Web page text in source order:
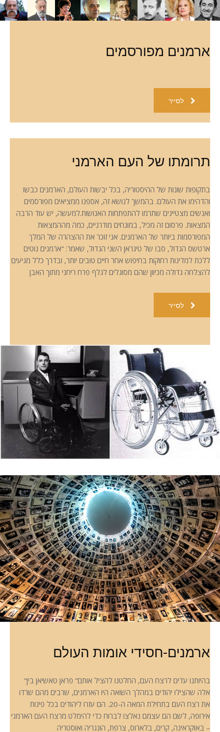
ארמנים מפורסמים
לסייר
תרומתו של העם הארמני
בתקופות שונות של ההיסטוריה, בכל יבשות העולם, הארמנים כבשו
והדהימו את העולם. בהמשך לנושא זה, אספנו ממציאים מפורסמים
ואנשים מצטיינים שתרמו להתפתחות האנושות.למעשה, יש עוד הרבה
המצאות. פרסום זה מכיל, במונחים מודרניים, כמה מההמצאות
המפורסמות ביותר של הארמנים. אני זוכר את ההצהרה של המלך
ארטשס הגדול, סבו של טיגראן השני הגדול, שאמר: “ארמנים נוטים
ללכת למדינות רחוקות בחיפוש אחר חיים טובים יותר, ובדרך כלל מגיעים
להצלחה גדולה מכיוון שהם מסוגלים לגלף פרח ריחני מתוך האבן
לסייר
ארמנים-חסידי אומות העולם
“בהיותנו עדים לרצח העם, החלטנו להציל אותם” פראן טאשיאן בין
אלה שהצילו יהודים במהלך השואה היו הארמנים, שרבים מהם שרדו
את רצח העם בתחילת המאה ה-20. הם עזרו ליהודים בכל פינות
אירופה, לשם הם עצמם נאלצו לברוח כדי להימלט מרצח העם הארמני
– באוקראינה, קרים, בלארוס, צרפת, הונגריה ואוסטריה